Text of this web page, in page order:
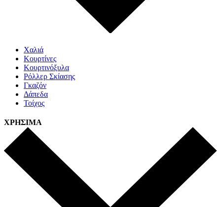
Χαλιά
Κουρτίνες
Κουρτινόξυλα
Ρόλλερ Σκίασης
Γκαζόν
Δάπεδα
Τοίχος
ΧΡΗΣΙΜΑ